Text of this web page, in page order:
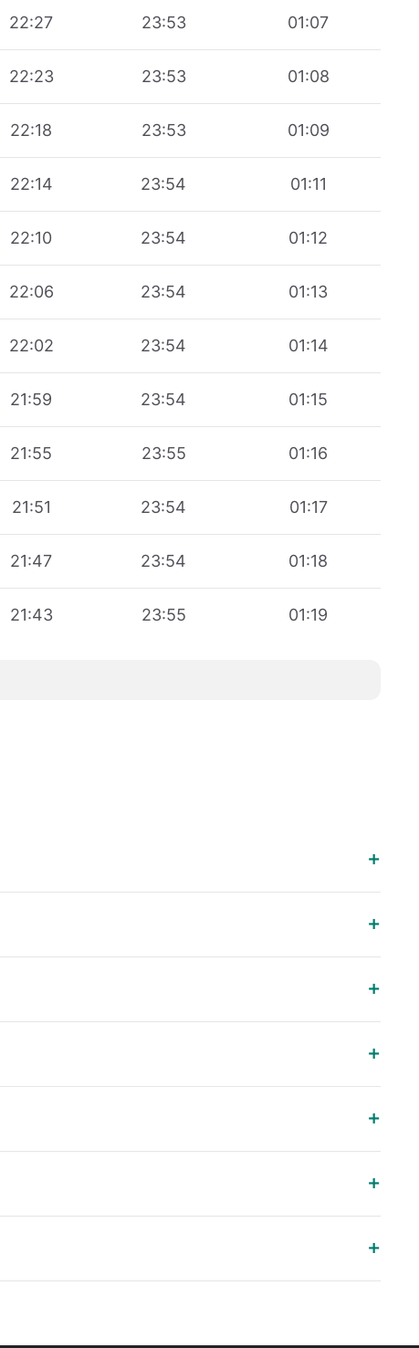
22:27 23:53 01:07
22:23 23:53 01:08
22:18 23:53 01:09
22:14 23:54 01:11
22:10 23:54 01:12
22:06 23:54 01:13
22:02 23:54 01:14
21:59 23:54 01:15
21:55 23:55 01:16
21:51 23:54 01:17
21:47 23:54 01:18
21:43 23:55 01:19